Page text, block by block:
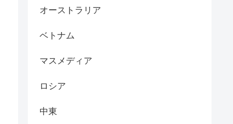
オーストラリア
ベトナム
マスメディア
ロシア
中東